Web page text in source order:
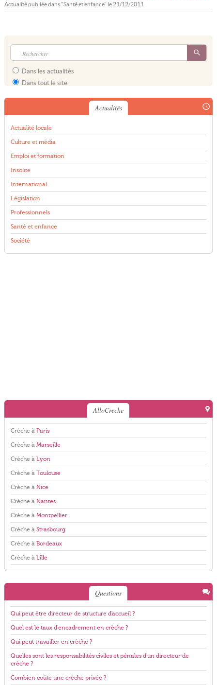
Actualité publiée dans "Santé et enfance" le 21/12/2011
Dans les actualités
Dans tout le site
Actualités
Actualité locale
Culture et média
Emploi et formation
Insolite
International
Législation
Professionnels
Santé et enfance
Société
AlloCreche
Crèche à Paris
Crèche à Marseille
Crèche à Lyon
Crèche à Toulouse
Crèche à Nice
Crèche à Nantes
Crèche à Montpellier
Crèche à Strasbourg
Crèche à Bordeaux
Crèche à Lille
Questions
Qui peut être directeur de structure d'accueil ?
Quel est le taux d'encadrement en crèche ?
Qui peut travailler en crèche ?
Quelles sont les responsabilités civiles et pénales d'un directeur de
crèche ?
Combien coûte une crèche privée ?